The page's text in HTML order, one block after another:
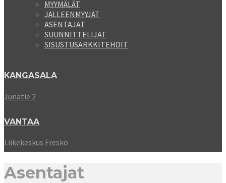
MYYMÄLÄT
JÄLLEENMYYJÄT
ASENTAJAT
SUUNNITTELIJAT
SISUSTUSARKKITEHDIT
KANGASALA
Junatie 2
VANTAA
Liikekeskus Fresko
Asentajat